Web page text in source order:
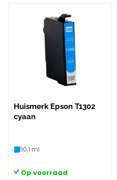
Huismerk Epson T1302
cyaan
10,1 ml
Op voorraad